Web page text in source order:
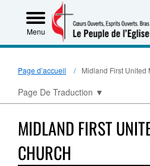
Menu
Page d’accueil Midland First United
Page De Traduction ▼
MIDLAND FIRST
CHURCH